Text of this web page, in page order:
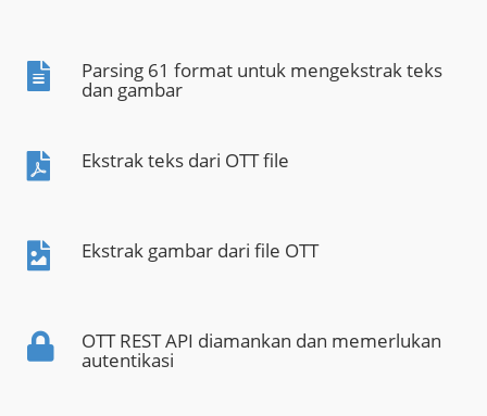
Parsing 61 format untuk mengekstrak teks
dan gambar
Ekstrak teks dari OTT file
Ekstrak gambar dari file OTT
OTT REST API diamankan dan memerlukan
autentikasi